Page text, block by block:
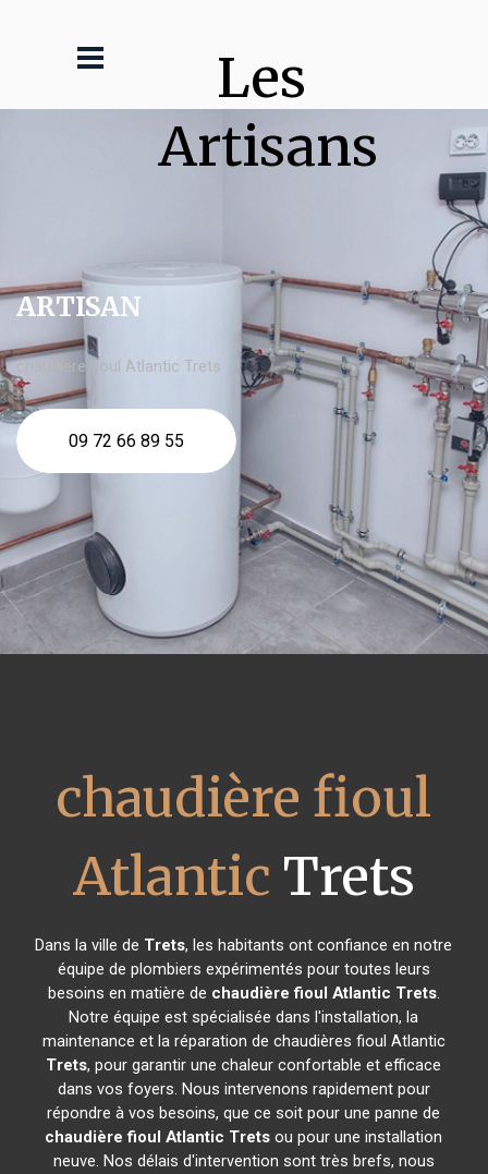
Les
Artisans
ARTISAN
chaudière fioul Atlantic Trets
09 72 66 89 55
chaudière fioul
Atlantic Trets
Dans la ville de Trets, les habitants ont confiance en notre
équipe de plombiers expérimentés pour toutes leurs
besoins en matière de chaudière fioul Atlantic Trets.
Notre équipe est spécialisée dans l'installation, la
maintenance et la réparation de chaudières fioul Atlantic
Trets, pour garantir une chaleur confortable et efficace
dans vos foyers. Nous intervenons rapidement pour
répondre à vos besoins, que ce soit pour une panne de
chaudière fioul Atlantic Trets ou pour une installation
neuve. Nos délais d'intervention sont très brefs, nous